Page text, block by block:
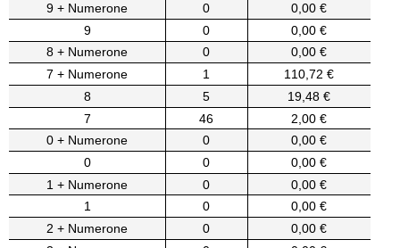
9 + Numerone
0
0,00 €
9
0
0,00 €
8 + Numerone
0
0,00 €
7 + Numerone
1
110,72 €
8
5
19,48 €
7
46
2,00 €
0 + Numerone
0
0,00 €
0
0
0,00 €
1 + Numerone
0
0,00 €
1
0
0,00 €
2 + Numerone
0
0,00 €